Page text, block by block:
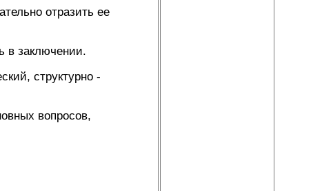
отразить ее
в заключении.
структурно -
вопросов,